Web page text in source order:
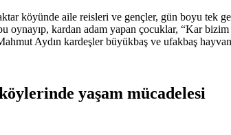
köyünde aile reisleri ve gençler, gün boyu tek
oynayıp, kardan adam yapan çocuklar, “Kar
Aydın kardeşler büyükbaş ve ufakbaş
yaşam mücadelesi